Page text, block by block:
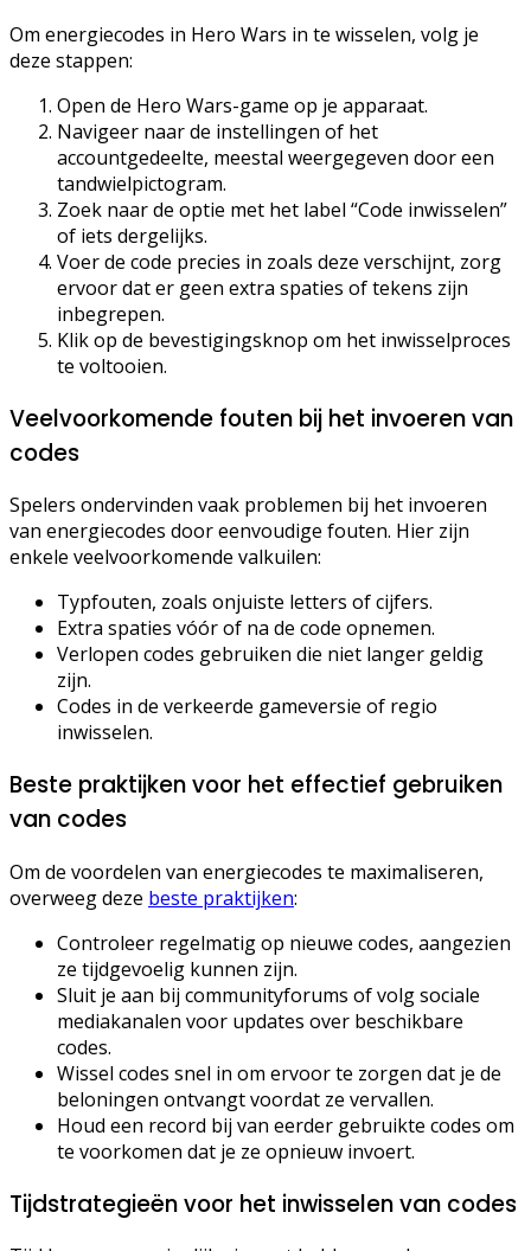
Om energiecodes in Hero Wars in te wisselen, volg je
deze stappen:
Open de Hero Wars-game op je apparaat.
Navigeer naar de instellingen of het
accountgedeelte, meestal weergegeven door een
tandwielpictogram.
Zoek naar de optie met het label “Code inwisselen”
of iets dergelijks.
Voer de code precies in zoals deze verschijnt, zorg
ervoor dat er geen extra spaties of tekens zijn
inbegrepen.
Klik op de bevestigingsknop om het inwisselproces
te voltooien.
Veelvoorkomende fouten bij het invoeren van
codes
Spelers ondervinden vaak problemen bij het invoeren
van energiecodes door eenvoudige fouten. Hier zijn
enkele veelvoorkomende valkuilen:
Typfouten, zoals onjuiste letters of cijfers.
Extra spaties vóór of na de code opnemen.
Verlopen codes gebruiken die niet langer geldig
zijn.
Codes in de verkeerde gameversie of regio
inwisselen.
Beste praktijken voor het effectief gebruiken
van codes
Om de voordelen van energiecodes te maximaliseren,
overweeg deze beste praktijken:
Controleer regelmatig op nieuwe codes, aangezien
ze tijdgevoelig kunnen zijn.
Sluit je aan bij communityforums of volg sociale
mediakanalen voor updates over beschikbare
codes.
Wissel codes snel in om ervoor te zorgen dat je de
beloningen ontvangt voordat ze vervallen.
Houd een record bij van eerder gebruikte codes om
te voorkomen dat je ze opnieuw invoert.
Tijdstrategieën voor het inwisselen van codes